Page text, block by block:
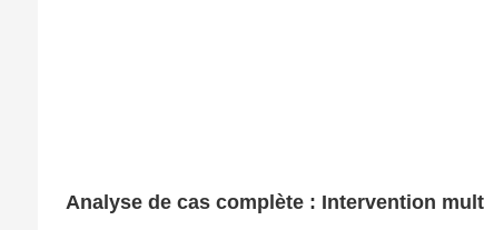
Analyse de cas complète : Intervention